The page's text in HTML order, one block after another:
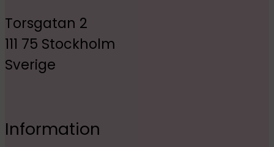
Torsgatan 2
111 75 Stockholm
Sverige
Information